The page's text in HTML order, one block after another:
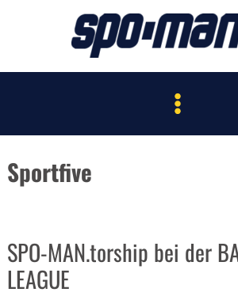
Main
Sportfive
SPO-MAN.torship bei der
LEAGUE